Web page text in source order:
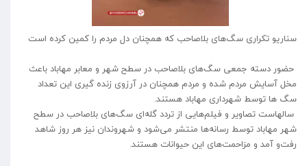
سناریو تکراری سگ‌های بلاصاحب که همچنان دل مردم را کمین کرده است
حضور دسته جمعی سگ‌های بلاصاحب در سطح شهر و معابر مهاباد باعث
مخل آسایش مردم شده و مردم همچنان در آرزوی زنده گیری این تعداد
سگ ها توسط شهرداری مهاباد هستند.
سالهاست تصاویر و فیلم‌هایی از تردد گله‌ای سگ‌های بلاصاحب در سطح
شهر مهاباد توسط رسانه‌ها منتشر می‌شود و شهروندان نیز هر روز شاهد
رفت‌و آمد و مزاحمت‌های این حیوانات هستند.